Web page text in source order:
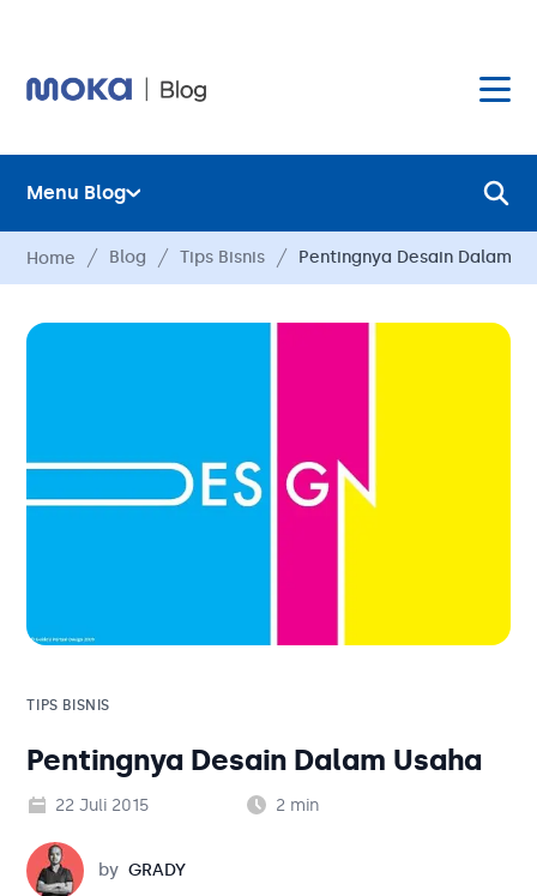
Layanan
Hardware
Harga
Blog
Menu Blog
Layanan
Hardware
Hubungi Kami
Solusi Bisnis
Tambahan
Kategori Blog
Home Blog Tips Bisnis Pentingnya Desain Dalam
TIPS BISNIS
Pentingnya Desain Dalam Usaha
22 Juli 2015 2 min
Grady
by GRADY